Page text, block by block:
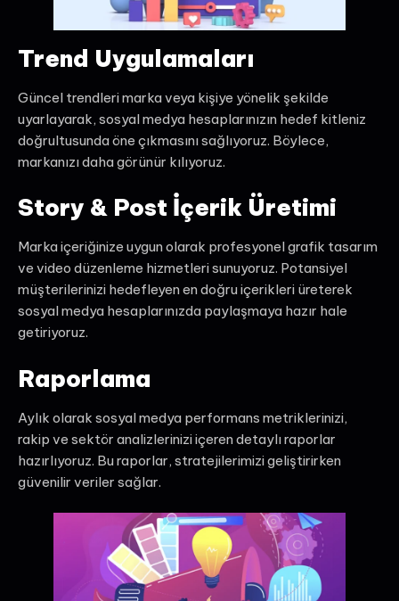
Trend Uygulamaları
Güncel trendleri marka veya kişiye yönelik şekilde
uyarlayarak, sosyal medya hesaplarınızın hedef kitleniz
doğrultusunda öne çıkmasını sağlıyoruz. Böylece,
markanızı daha görünür kılıyoruz.
Story & Post İçerik Üretimi
Marka içeriğinize uygun olarak profesyonel grafik tasarım
ve video düzenleme hizmetleri sunuyoruz. Potansiyel
müşterilerinizi hedefleyen en doğru içerikleri üreterek
sosyal medya hesaplarınızda paylaşmaya hazır hale
getiriyoruz.
Raporlama
Aylık olarak sosyal medya performans metriklerinizi,
rakip ve sektör analizlerinizi içeren detaylı raporlar
hazırlıyoruz. Bu raporlar, stratejilerimizi geliştirirken
güvenilir veriler sağlar.